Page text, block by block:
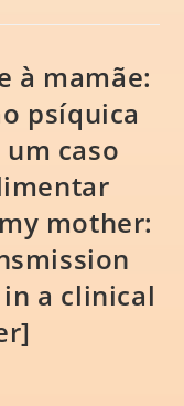
à mamãe:
psíquica
caso
mother:
a clinical